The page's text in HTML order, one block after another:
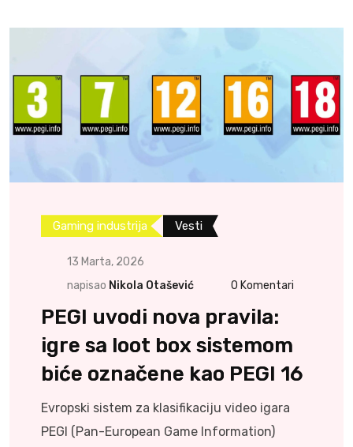
Gaming industrija Vesti
13 Marta, 2026
napisao Nikola Otašević 0 Komentari
PEGI uvodi nova pravila:
igre sa loot box sistemom
biće označene kao PEGI 16
Evropski sistem za klasifikaciju video igara
PEGI (Pan-European Game Information)